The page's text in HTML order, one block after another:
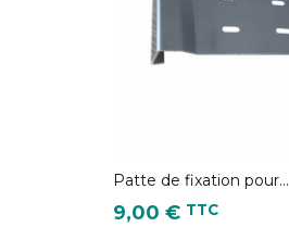
Patte de fixation pour...
Prix
9,00 € TTC